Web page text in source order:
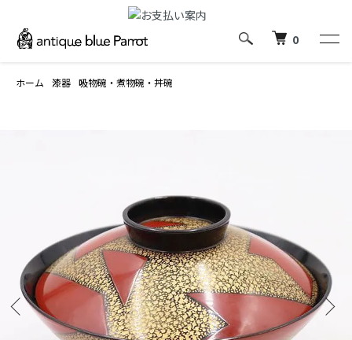
0
ホーム 漆器 吸物碗・煮物碗・丼碗